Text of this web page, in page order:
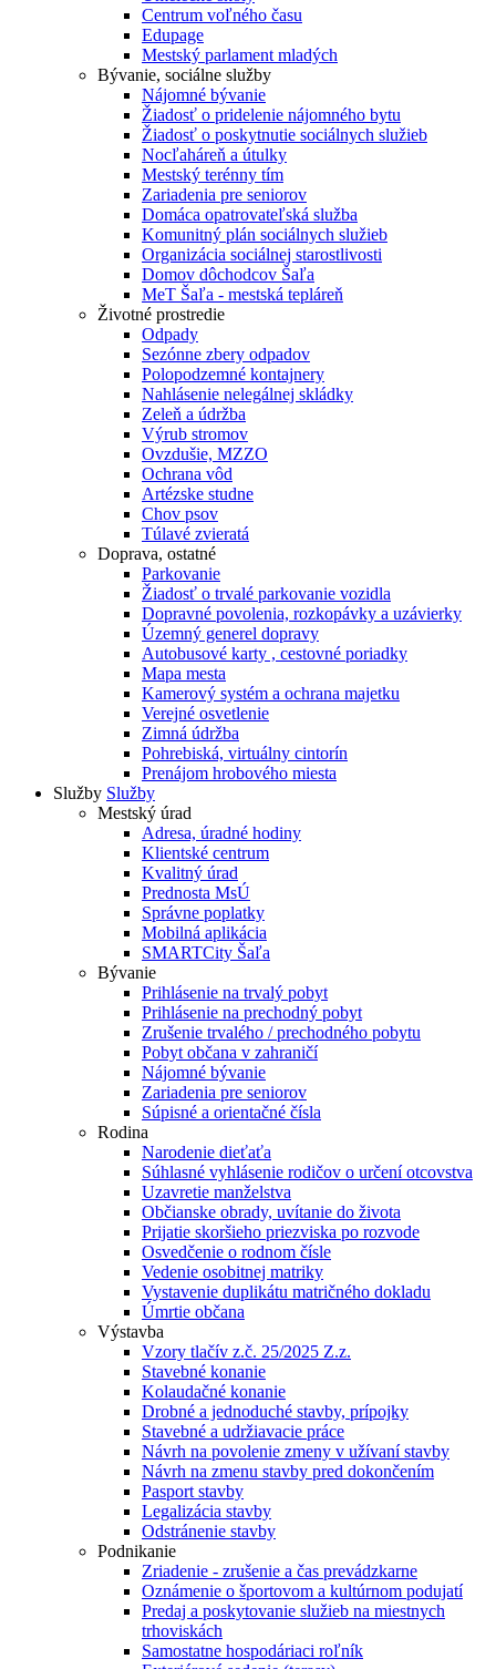
Centrum voľného času
Edupage
Mestský parlament mladých
Bývanie, sociálne služby
Nájomné bývanie
Žiadosť o pridelenie nájomného bytu
Žiadosť o poskytnutie sociálnych služieb
Nocľaháreň a útulky
Mestský terénny tím
Zariadenia pre seniorov
Domáca opatrovateľská služba
Komunitný plán sociálnych služieb
Organizácia sociálnej starostlivosti
Domov dôchodcov Šaľa
MeT Šaľa - mestská tepláreň
Životné prostredie
Odpady
Sezónne zbery odpadov
Polopodzemné kontajnery
Nahlásenie nelegálnej skládky
Zeleň a údržba
Výrub stromov
Ovzdušie, MZZO
Ochrana vôd
Artézske studne
Chov psov
Túlavé zvieratá
Doprava, ostatné
Parkovanie
Žiadosť o trvalé parkovanie vozidla
Dopravné povolenia, rozkopávky a uzávierky
Územný generel dopravy
Autobusové karty , cestovné poriadky
Mapa mesta
Kamerový systém a ochrana majetku
Verejné osvetlenie
Zimná údržba
Pohrebiská, virtuálny cintorín
Prenájom hrobového miesta
Služby Služby
Mestský úrad
Adresa, úradné hodiny
Klientské centrum
Kvalitný úrad
Prednosta MsÚ
Správne poplatky
Mobilná aplikácia
SMARTCity Šaľa
Bývanie
Prihlásenie na trvalý pobyt
Prihlásenie na prechodný pobyt
Zrušenie trvalého / prechodného pobytu
Pobyt občana v zahraničí
Nájomné bývanie
Zariadenia pre seniorov
Súpisné a orientačné čísla
Rodina
Narodenie dieťaťa
Súhlasné vyhlásenie rodičov o určení otcovstva
Uzavretie manželstva
Občianske obrady, uvítanie do života
Prijatie skoršieho priezviska po rozvode
Osvedčenie o rodnom čísle
Vedenie osobitnej matriky
Vystavenie duplikátu matričného dokladu
Úmrtie občana
Výstavba
Vzory tlačív z.č. 25/2025 Z.z.
Stavebné konanie
Kolaudačné konanie
Drobné a jednoduché stavby, prípojky
Stavebné a udržiavacie práce
Návrh na povolenie zmeny v užívaní stavby
Návrh na zmenu stavby pred dokončením
Pasport stavby
Legalizácia stavby
Odstránenie stavby
Podnikanie
Zriadenie - zrušenie a čas prevádzkarne
Oznámenie o športovom a kultúrnom podujatí
Predaj a poskytovanie služieb na miestnych
trhoviskách
Samostatne hospodáriaci roľník